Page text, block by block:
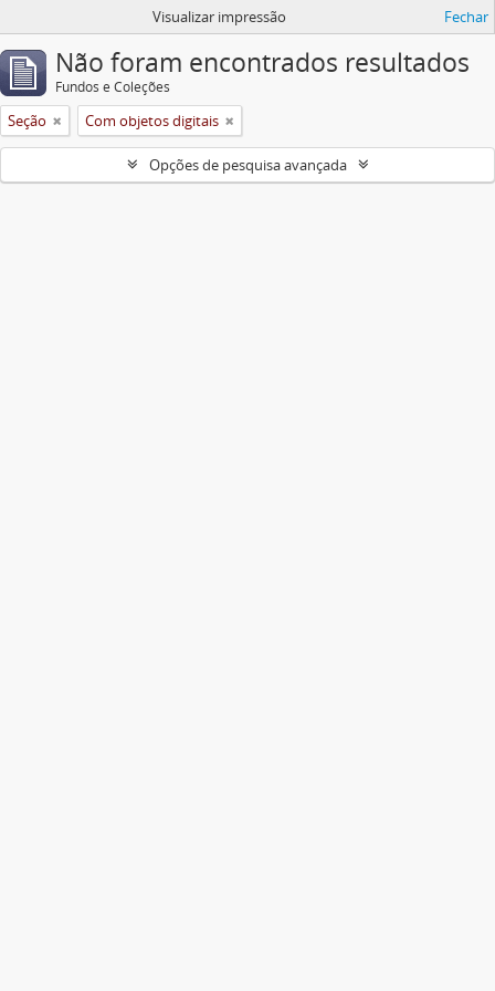
Visualizar impressão Fechar
Não foram encontrados resultados
Fundos e Coleções
Seção Com objetos digitais
Opções de pesquisa avançada